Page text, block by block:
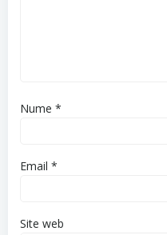
Nume *
Email *
Site web